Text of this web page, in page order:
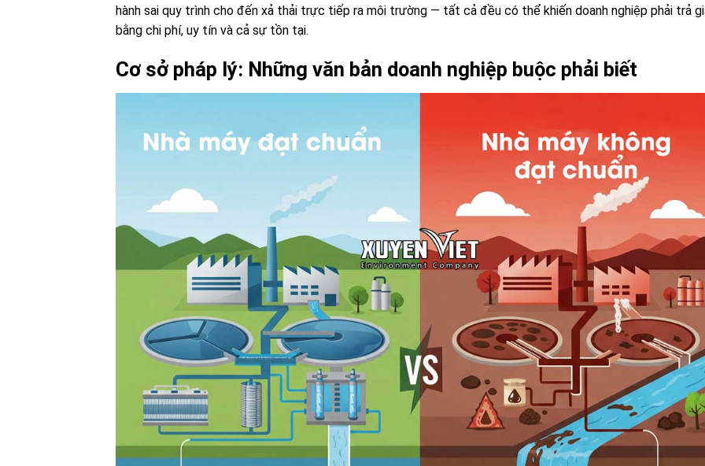
hành sai quy trình cho đến xả thải trực tiếp ra môi trường — tất cả đều có thể khiến doanh nghiệp phải trả
bằng chi phí, uy tín và cả sự tồn tại.
Cơ sở pháp lý: Những văn bản doanh nghiệp buộc phải biết